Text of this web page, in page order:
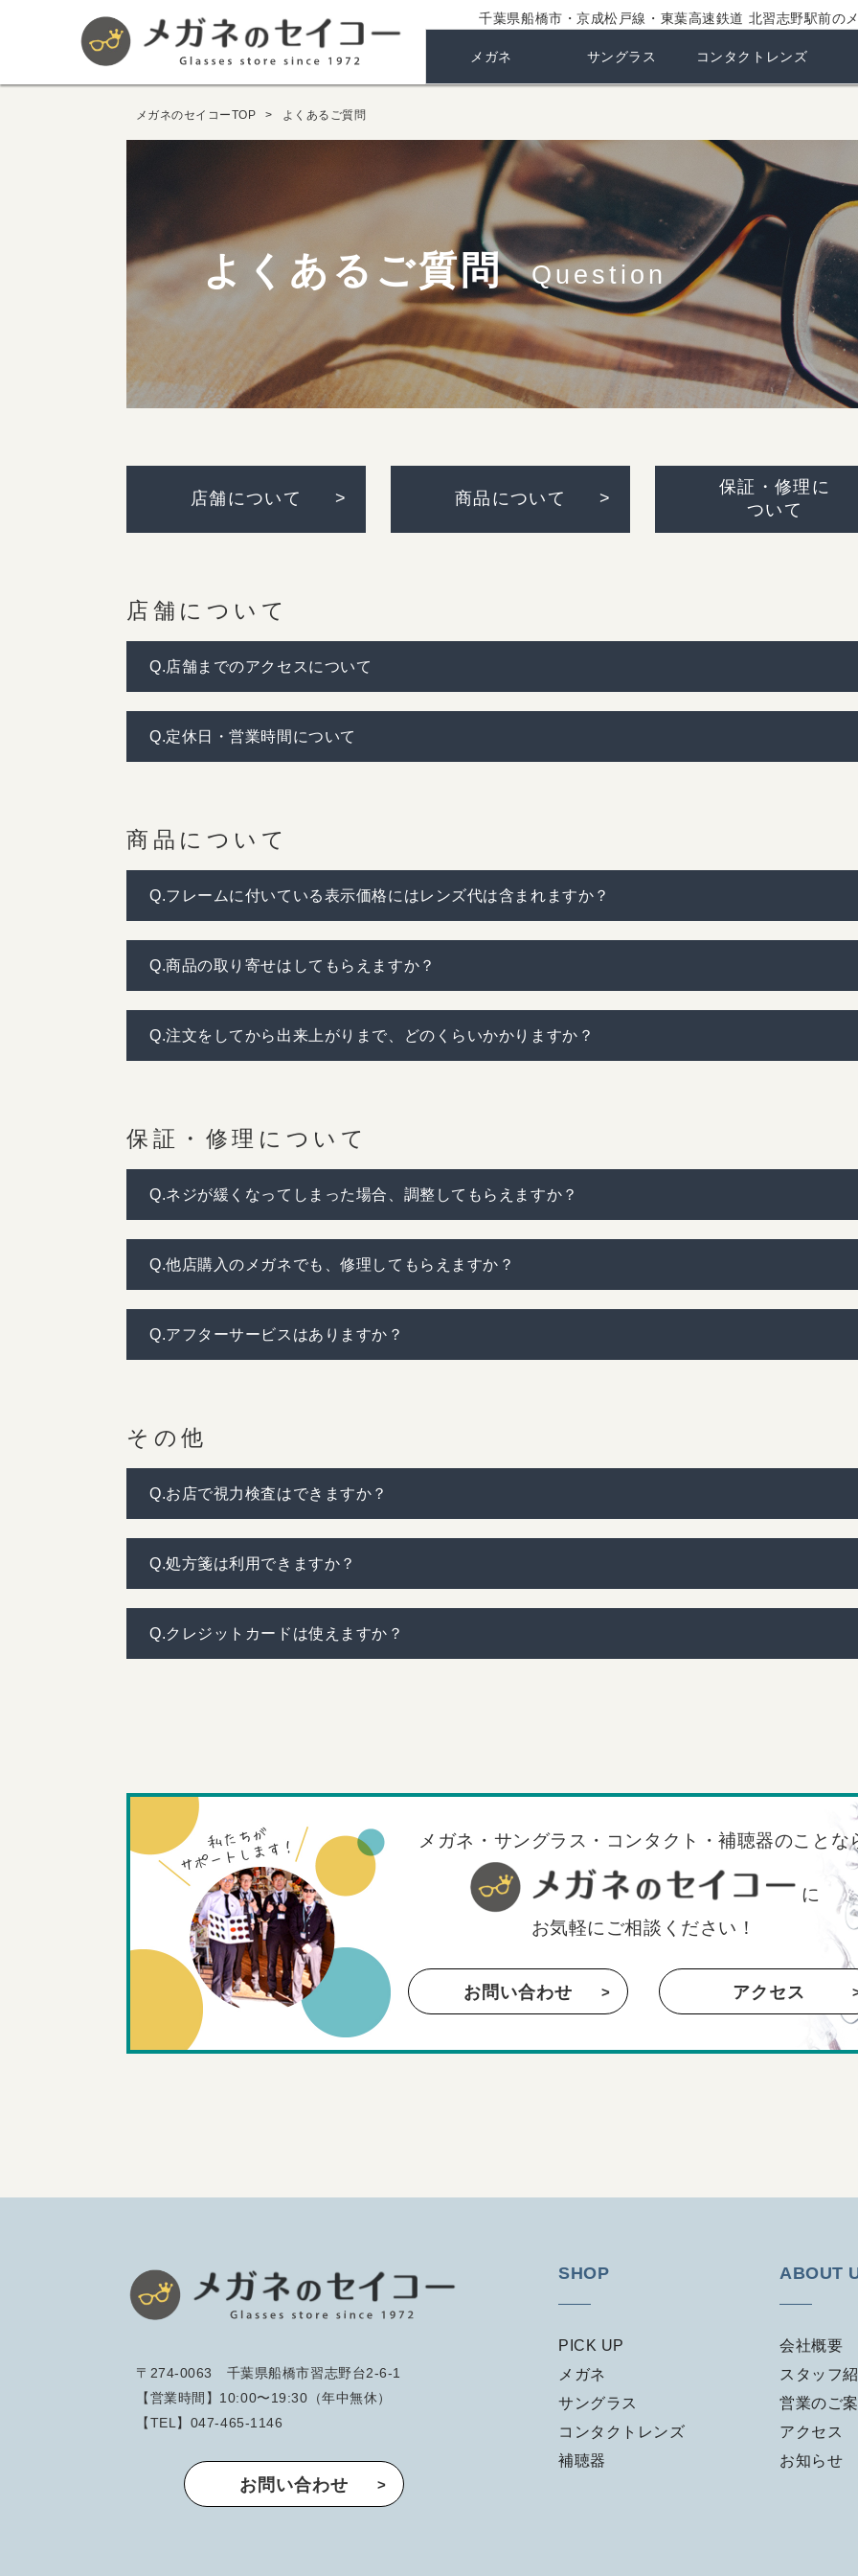
千葉県船橋市・京成松戸線・東葉高速鉄道 北習志野駅前の
メガネ サングラス コンタクトレンズ
メガネのセイコーTOP よくあるご質問
よくあるご質問 Question
店舗について 商品について
保証・修理に
ついて
店舗について
Q.店舗までのアクセスについて
Q.定休日・営業時間について
商品について
Q.フレームに付いている表示価格にはレンズ代は含まれますか？
Q.商品の取り寄せはしてもらえますか？
Q.注文をしてから出来上がりまで、どのくらいかかりますか？
保証・修理について
Q.ネジが緩くなってしまった場合、調整してもらえますか？
Q.他店購入のメガネでも、修理してもらえますか？
Q.アフターサービスはありますか？
その他
Q.お店で視力検査はできますか？
Q.処方箋は利用できますか？
Q.クレジットカードは使えますか？
メガネ・サングラス・コンタクト・補聴器のことな
に
お気軽にご相談ください！
お問い合わせ アクセス
〒274-0063 千葉県船橋市習志野台2-6-1
【営業時間】10:00〜19:30（年中無休）
【TEL】047-465-1146
お問い合わせ
SHOP
PICK UP
メガネ
サングラス
コンタクトレンズ
補聴器
ABOUT
会社概要
スタッフ
営業のご
アクセス
お知らせ